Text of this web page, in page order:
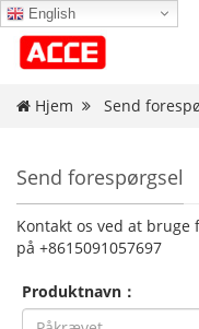
English
Hjem
Send
Send forespørgsel
Kontakt os ved at
på +8615091057697
Produktnavn：